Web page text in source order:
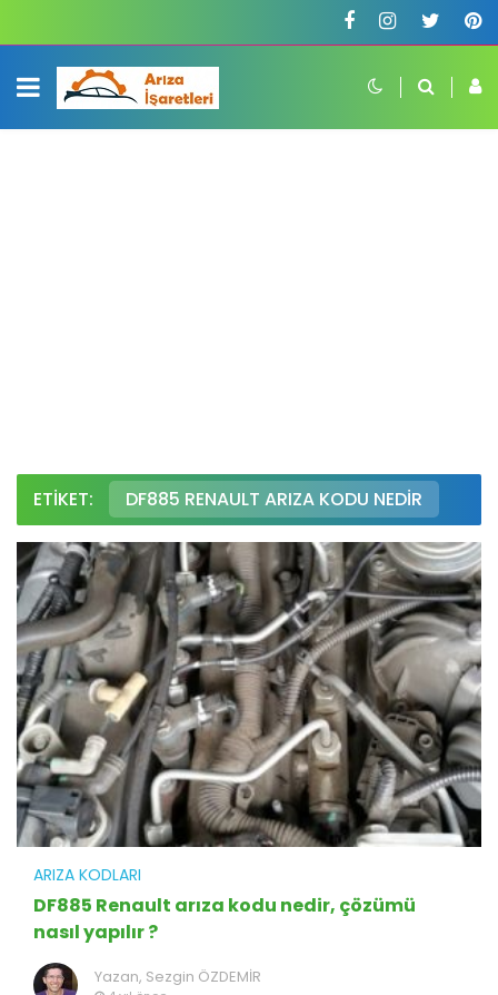
ETIKET: DF885 RENAULT ARIZA KODU NEDIR
ARIZA KODLARI
DF885 Renault arıza kodu nedir, çözümü
nasıl yapılır ?
Yazan, Sezgin ÖZDEMİR